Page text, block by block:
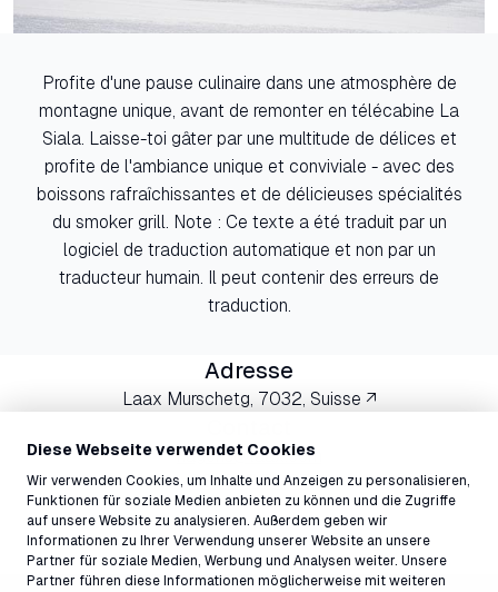
Diese Webseite verwendet Cookies
Wir verwenden Cookies, um Inhalte und Anzeigen zu personalisieren,
Funktionen für soziale Medien anbieten zu können und die Zugriffe
auf unsere Website zu analysieren. Außerdem geben wir
Informationen zu Ihrer Verwendung unserer Website an unsere
Partner für soziale Medien, Werbung und Analysen weiter. Unsere
Partner führen diese Informationen möglicherweise mit weiteren
Profite d'une pause culinaire dans une atmosphère de
montagne unique, avant de remonter en télécabine La
Siala. Laisse-toi gâter par une multitude de délices et
profite de l'ambiance unique et conviviale - avec des
boissons rafraîchissantes et de délicieuses spécialités
du smoker grill. Note : Ce texte a été traduit par un
logiciel de traduction automatique et non par un
traducteur humain. Il peut contenir des erreurs de
traduction.
Adresse
Laax Murschetg, 7032, Suisse ↗
nagens@laax.com
081 927 75 27